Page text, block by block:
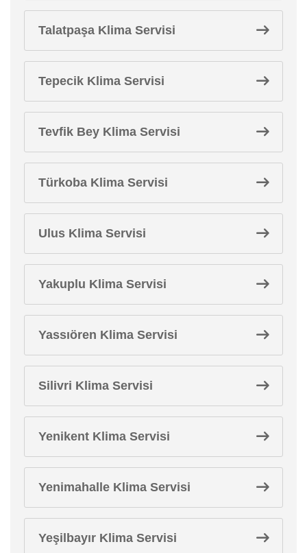
Talatpaşa Klima Servisi
Tepecik Klima Servisi
Tevfik Bey Klima Servisi
Türkoba Klima Servisi
Ulus Klima Servisi
Yakuplu Klima Servisi
Yassıören Klima Servisi
Silivri Klima Servisi
Yenikent Klima Servisi
Yenimahalle Klima Servisi
Yeşilbayır Klima Servisi